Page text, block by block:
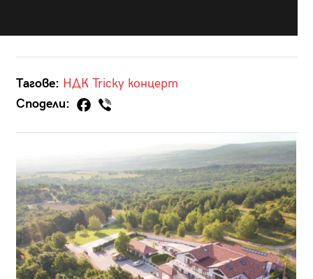
Тагове: НДК Tricky концерт
Сподели: